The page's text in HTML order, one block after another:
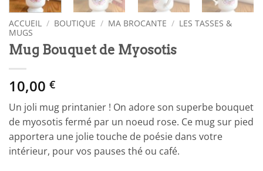
ACCUEIL / BOUTIQUE / MA BROCANTE / LES TASSES &
MUGS
Mug Bouquet de Myosotis
10,00 €
Un joli mug printanier ! On adore son superbe bouquet
de myosotis fermé par un noeud rose. Ce mug sur pied
apportera une jolie touche de poésie dans votre
intérieur, pour vos pauses thé ou café.